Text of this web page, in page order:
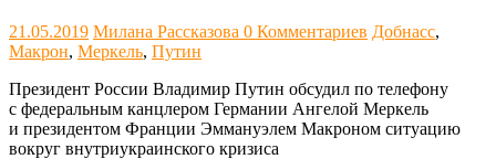
21.05.2019 Милана Рассказова 0 Комментариев Добнасс,
Макрон, Меркель, Путин
Президент России Владимир Путин обсудил по телефону
с федеральным канцлером Германии Ангелой Меркель
и президентом Франции Эммануэлем Макроном ситуацию
вокруг внутриукраинского кризиса